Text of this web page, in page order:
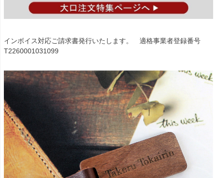
インボイス対応ご請求書発行いたします。 適格事業者登録番号
T2260001031099